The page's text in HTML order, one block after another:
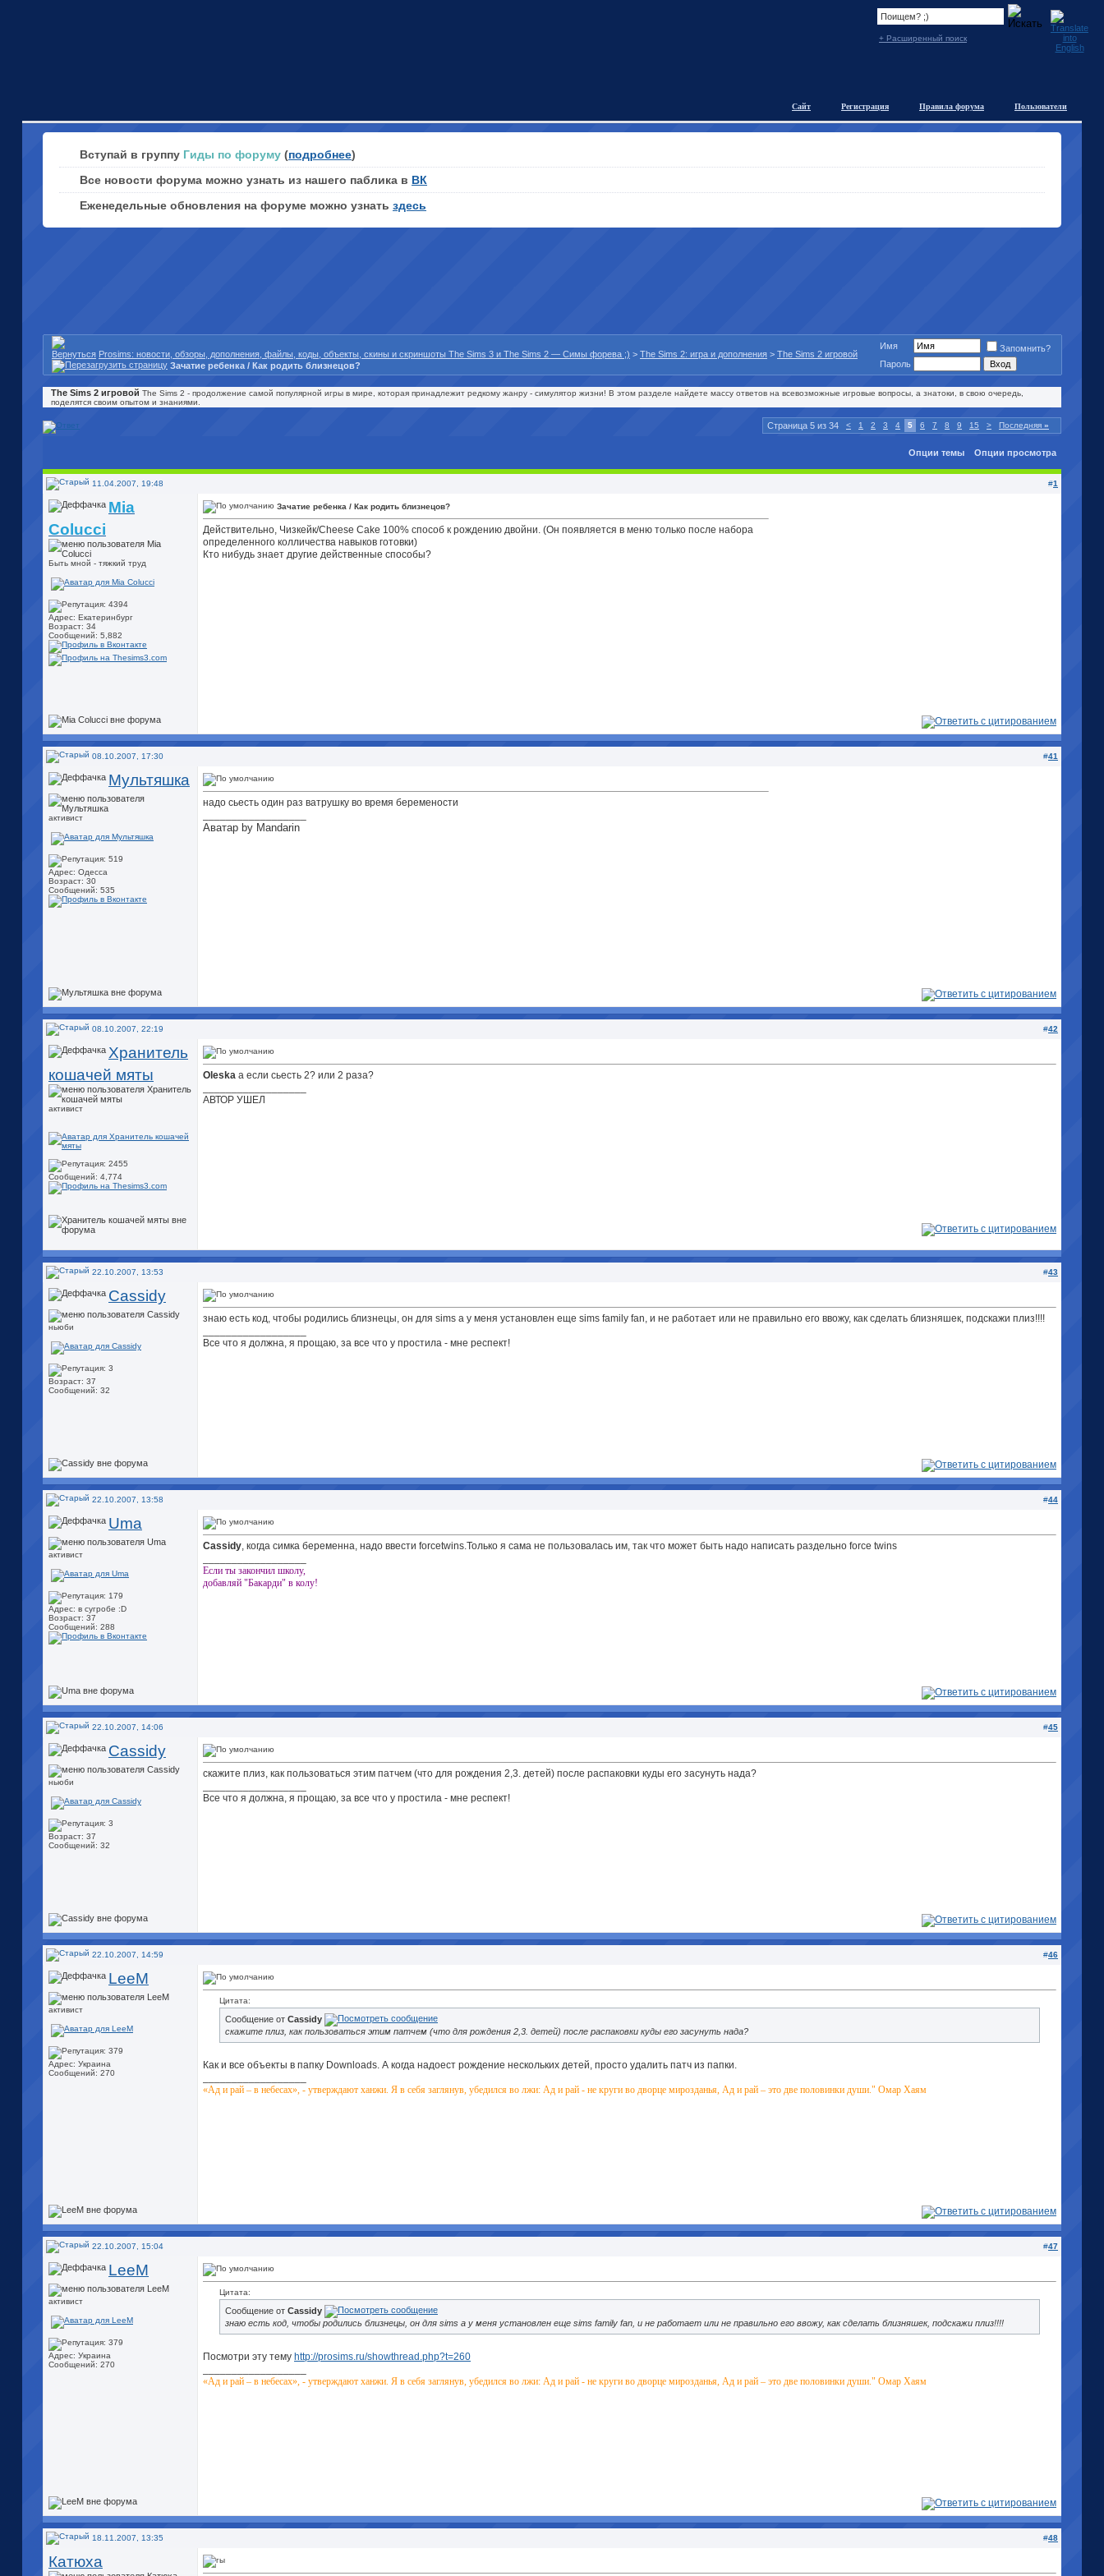
+ Расширенный поиск
Пользователи
Правила форума
Регистрация
Сайт
Вступай в группу Гиды по форуму (подробнее)
Все новости форума можно узнать из нашего паблика в ВК
Еженедельные обновления на форуме можно узнать здесь
Prosims: новости, обзоры, дополнения, файлы, коды, объекты, скины и скриншоты The Sims 3 и The Sims 2 — Симы форева ;) > The Sims 2: игра и дополнения > The Sims 2 игровой
Зачатие ребенка / Как родить близнецов?
Имя
Запомнить?
Пароль
The Sims 2 игровой The Sims 2 - продолжение самой популярной игры в мире, которая принадлежит редкому жанру - симулятор жизни! В этом разделе найдете массу ответов на всевозможные игровые вопросы, а знатоки, в свою очередь,
поделятся своим опытом и знаниями.
Страница 5 из 34 < 1 2 3 4 5 6 7 8 9 15 > Последняя »
Опции темы Опции просмотра
11.04.2007, 19:48 #1
Mia
Colucci
Быть мной - тяжкий труд
Адрес: Екатеринбург
Возраст: 34
Сообщений: 5,882
Зачатие ребенка / Как родить близнецов?
Действительно, Чизкейк/Cheese Cake 100% способ к рождению двойни. (Он появляется в меню только после набора
определенного колличества навыков готовки)
Кто нибудь знает другие действенные способы?
08.10.2007, 17:30 #41
Мультяшка
активист
Адрес: Одесса
Возраст: 30
Сообщений: 535
надо сьесть один раз ватрушку во время беремености
Аватар by Mandarin
08.10.2007, 22:19 #42
Хранитель
кошачей мяты
активист
Сообщений: 4,774
Oleska а если сьесть 2? или 2 раза?
АВТОР УШЕЛ
22.10.2007, 13:53 #43
Cassidy
ньюби
Возраст: 37
Сообщений: 32
знаю есть код, чтобы родились близнецы, он для sims а у меня установлен еще sims family fan, и не работает или не правильно его ввожу, как сделать близняшек, подскажи плиз!!!!
Все что я должна, я прощаю, за все что у простила - мне респект!
22.10.2007, 13:58 #44
Uma
активист
Адрес: в сугробе :D
Возраст: 37
Сообщений: 288
Cassidy, когда симка беременна, надо ввести forcetwins.Только я сама не пользовалась им, так что может быть надо написать раздельно force twins
Если ты закончил школу,
добавляй "Бакарди" в колу!
22.10.2007, 14:06 #45
Cassidy
ньюби
Возраст: 37
Сообщений: 32
скажите плиз, как пользоваться этим патчем (что для рождения 2,3. детей) после распаковки куды его засунуть нада?
Все что я должна, я прощаю, за все что у простила - мне респект!
22.10.2007, 14:59 #46
LeeM
активист
Адрес: Украина
Сообщений: 270
Цитата:
Сообщение от Cassidy
скажите плиз, как пользоваться этим патчем (что для рождения 2,3. детей) после распаковки куды его засунуть нада?
Как и все объекты в папку Downloads. А когда надоест рождение нескольких детей, просто удалить патч из папки.
«Ад и рай – в небесах», - утверждают ханжи. Я в себя заглянув, убедился во лжи: Ад и рай - не круги во дворце мирозданья, Ад и рай – это две половинки души." Омар Хаям
22.10.2007, 15:04 #47
LeeM
активист
Адрес: Украина
Сообщений: 270
Цитата:
Сообщение от Cassidy
знаю есть код, чтобы родились близнецы, он для sims а у меня установлен еще sims family fan, и не работает или не правильно его ввожу, как сделать близняшек, подскажи плиз!!!!
Посмотри эту тему http://prosims.ru/showthread.php?t=260
«Ад и рай – в небесах», - утверждают ханжи. Я в себя заглянув, убедился во лжи: Ад и рай - не круги во дворце мирозданья, Ад и рай – это две половинки души." Омар Хаям
18.11.2007, 13:35 #48
Катюха